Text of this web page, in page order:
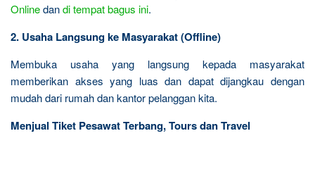
Onlinedandi tempat bagus ini.
2. Usaha Langsung ke Masyarakat (Offline)
Membuka usaha yang langsung kepada masyarakat
memberikan akses yang luas dan dapat dijangkau dengan
mudah dari rumah dan kantor pelanggan kita.
Menjual Tiket Pesawat Terbang, Tours dan Travel